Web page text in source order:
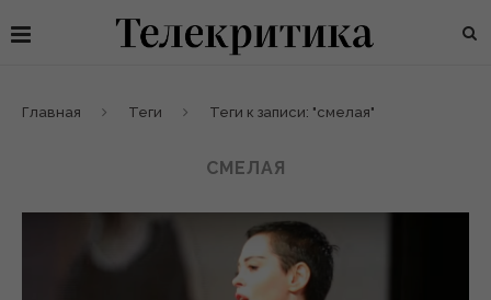
Главная Теги Теги к записи: "смелая"
СМЕЛАЯ